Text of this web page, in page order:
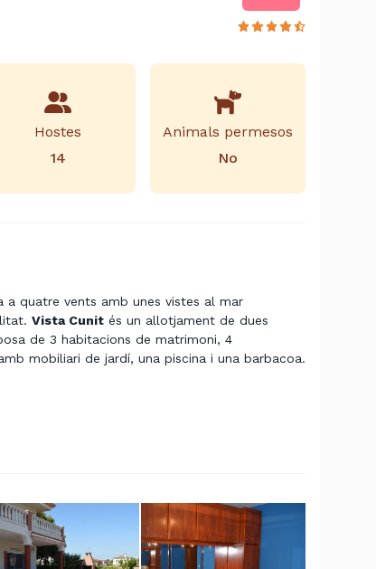
Hostes
14
Animals permesos
No
a quatre vents amb unes vistes al mar
Vista Cunit és un allotjament de dues
de 3 habitacions de matrimoni, 4
mobiliari de jardí, una piscina i una barbacoa.